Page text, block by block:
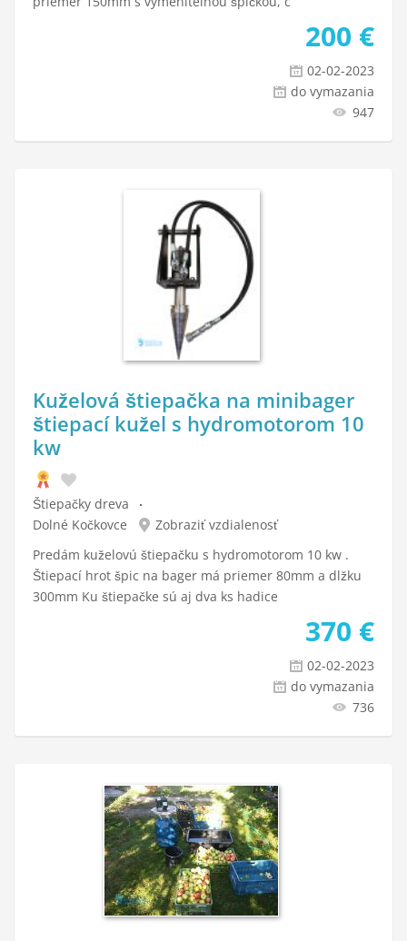
200 €
02-02-2023
do vymazania
947
Kuželová štiepačka na minibager
štiepací kužel s hydromotorom 10
kw
Štiepačky dreva
Dolné Kočkovce
Zobraziť vzdialenosť
Predám kuželovú štiepačku s hydromotorom 10 kw .
Štiepací hrot špic na bager má priemer 80mm a dlžku
300mm Ku štiepačke sú aj dva ks hadice
370 €
02-02-2023
do vymazania
736